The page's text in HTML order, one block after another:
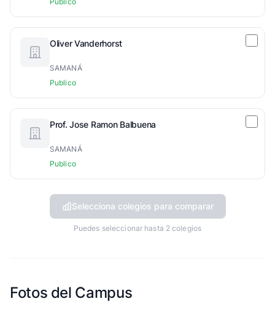
Oliver Vanderhorst
SAMANÁ
Publico
Prof. Jose Ramon Balbuena
SAMANÁ
Publico
Selecciona colegios para comparar
Puedes seleccionar hasta 2 colegios
Fotos del Campus